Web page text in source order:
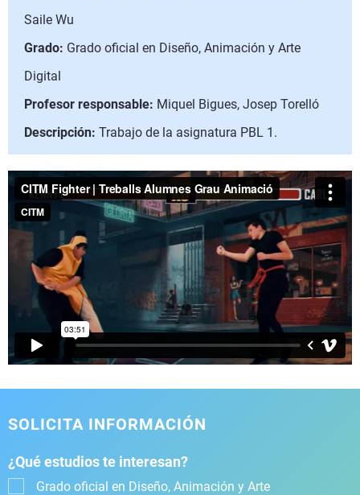
Saile Wu
Grado: Grado oficial en Diseño, Animación y Arte
Digital
Profesor responsable: Miquel Bigues, Josep Torelló
Descripción: Trabajo de la asignatura PBL 1.
SOLICITA INFORMACIÓN
¿Qué estudios te interesan?
Grado oficial en Diseño, Animación y Arte